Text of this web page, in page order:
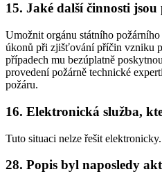
15. Jaké další činnosti
Umožnit orgánu státního
úkonů při zjišťování příčin vzniku
případech mu bezúplatně
provedení požárně technické
požáru.
16. Elektronická služba,
Tuto situaci nelze řešit elektronicky.
28. Popis byl naposledy